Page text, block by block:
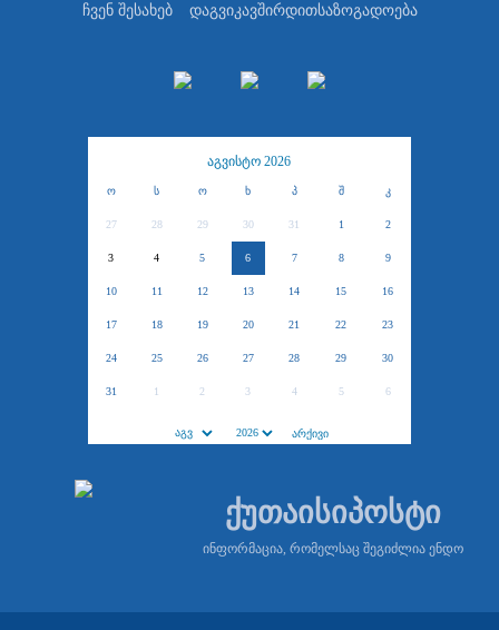
ჩვენ შესახებ დაგვიკავშირდითსაზოგადოება
აგვისტო 2026
ო ს ო ხ პ შ კ
27 28 29 30 31 1 2
3 4 5 6 7 8 9
10 11 12 13 14 15 16
17 18 19 20 21 22 23
24 25 26 27 28 29 30
31 1 2 3 4 5 6
ქუთაისიპოსტი
ინფორმაცია, რომელსაც შეგიძლია ენდო